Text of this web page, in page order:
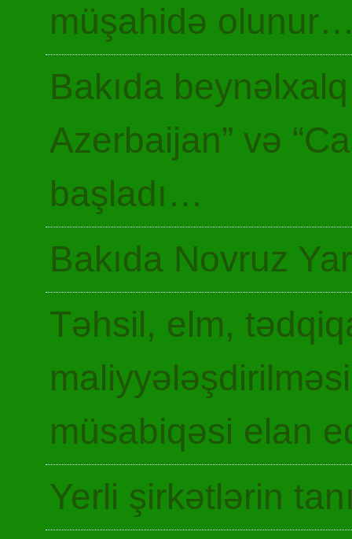
müşahidə
Bakıda
Azerbaijan” və
başladı…
Bakıda Novruz
Təhsil, elm,
müsabiqəsi elan
Yerli şirkətlərin